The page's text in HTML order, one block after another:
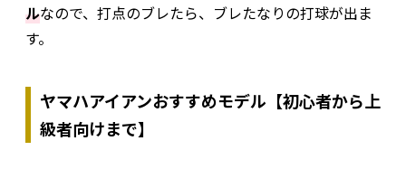
ルなので、打点のブレたら、ブレたなりの打球が出ま
す。
ヤマハアイアンおすすめモデル【初心者から上
級者向けまで】